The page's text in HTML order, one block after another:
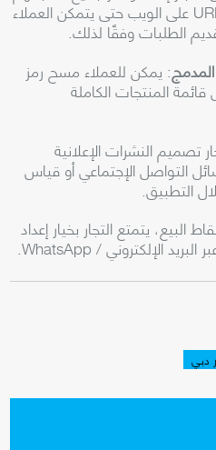
على الويب حتى يتمكن العملاء
الطلبات وفقًا لذلك.
: يمكن للعملاء مسح رمز
المنتجات الكاملة
تصميم النشرات الإعلانية
التواصل الإجتماعي أو قياس
التطبيق.
البيع، يتمتع التجار بخيار إعداد
البريد الإلكتروني/ WhatsApp.
دبي